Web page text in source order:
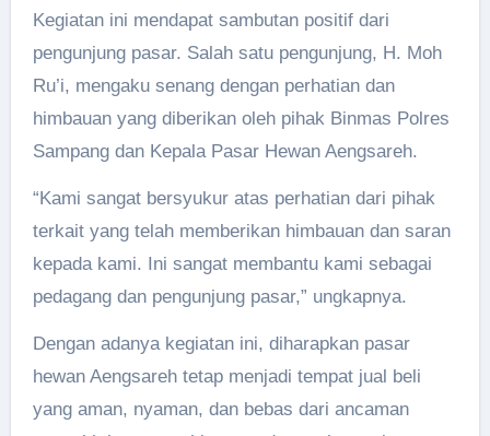
Kegiatan ini mendapat sambutan positif dari
pengunjung pasar. Salah satu pengunjung, H. Moh
Ru’i, mengaku senang dengan perhatian dan
himbauan yang diberikan oleh pihak Binmas Polres
Sampang dan Kepala Pasar Hewan Aengsareh.
“Kami sangat bersyukur atas perhatian dari pihak
terkait yang telah memberikan himbauan dan saran
kepada kami. Ini sangat membantu kami sebagai
pedagang dan pengunjung pasar,” ungkapnya.
Dengan adanya kegiatan ini, diharapkan pasar
hewan Aengsareh tetap menjadi tempat jual beli
yang aman, nyaman, dan bebas dari ancaman